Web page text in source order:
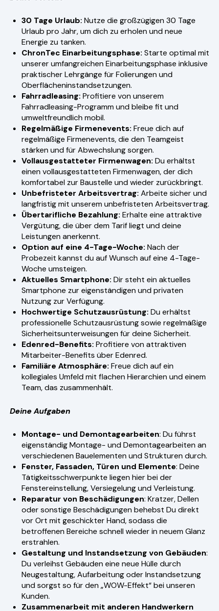
30 Tage Urlaub: Nutze die großzügigen 30 Tage
Urlaub pro Jahr, um dich zu erholen und neue
Energie zu tanken.
ChronTec Einarbeitungsphase: Starte optimal mit
unserer umfangreichen Einarbeitungsphase inklusive
praktischer Lehrgänge für Folierungen und
Oberflächeninstandsetzungen.
Fahrradleasing: Profitiere von unserem
Fahrradleasing-Programm und bleibe fit und
umweltfreundlich mobil.
Regelmäßige Firmenevents: Freue dich auf
regelmäßige Firmenevents, die den Teamgeist
stärken und für Abwechslung sorgen.
Vollausgestatteter Firmenwagen: Du erhältst
einen vollausgestatteten Firmenwagen, der dich
komfortabel zur Baustelle und wieder zurückbringt.
Unbefristeter Arbeitsvertrag: Arbeite sicher und
langfristig mit unserem unbefristeten Arbeitsvertrag.
Übertarifliche Bezahlung: Erhalte eine attraktive
Vergütung, die über dem Tarif liegt und deine
Leistungen anerkennt.
Option auf eine 4-Tage-Woche: Nach der
Probezeit kannst du auf Wunsch auf eine 4-Tage-
Woche umsteigen.
Aktuelles Smartphone: Dir steht ein aktuelles
Smartphone zur eigenständigen und privaten
Nutzung zur Verfügung.
Hochwertige Schutzausrüstung: Du erhältst
professionelle Schutzausrüstung sowie regelmäßige
Sicherheitsunterweisungen für deine Sicherheit.
Edenred-Benefits: Profitiere von attraktiven
Mitarbeiter-Benefits über Edenred.
Familiäre Atmosphäre: Freue dich auf ein
kollegiales Umfeld mit flachen Hierarchien und einem
Team, das zusammenhält.
Deine Aufgaben
Montage- und Demontagearbeiten: Du führst
eigenständig Montage- und Demontagearbeiten an
verschiedenen Bauelementen und Strukturen durch.
Fenster, Fassaden, Türen und Elemente: Deine
Tätigkeitsschwerpunkte liegen hier bei der
Fenstereinstellung, Versiegelung und Verleistung.
Reparatur von Beschädigungen: Kratzer, Dellen
oder sonstige Beschädigungen behebst Du direkt
vor Ort mit geschickter Hand, sodass die
betroffenen Bereiche schnell wieder in neuem Glanz
erstrahlen.
Gestaltung und Instandsetzung von Gebäuden:
Du verleihst Gebäuden eine neue Hülle durch
Neugestaltung, Aufarbeitung oder Instandsetzung
und sorgst so für den „WOW-Effekt“ bei unseren
Kunden.
Zusammenarbeit mit anderen Handwerkern